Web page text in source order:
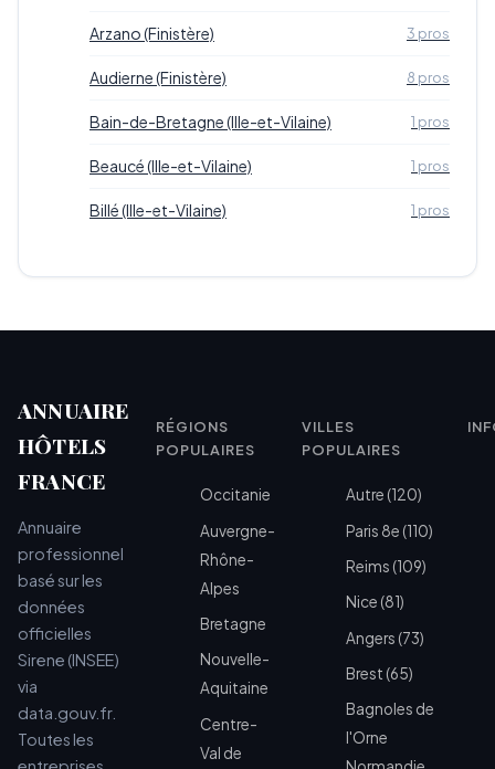
Arzano (Finistère) 3 pros
Audierne (Finistère) 8 pros
Bain-de-Bretagne (Ille-et-Vilaine) 1 pros
Beaucé (Ille-et-Vilaine) 1 pros
Billé (Ille-et-Vilaine) 1 pros
ANNUAIRE
HÔTELS
FRANCE
Annuaire
professionnel
basé sur les
données
officielles
Sirene (INSEE)
via
data.gouv.fr.
Toutes les
RÉGIONS
POPULAIRES
Occitanie
Auvergne-
Rhône-
Alpes
Bretagne
Nouvelle-
Aquitaine
Centre-
Val de
VILLES
POPULAIRES
Autre (120)
Paris 8e (110)
Reims (109)
Nice (81)
Angers (73)
Brest (65)
Bagnoles de
l'Orne